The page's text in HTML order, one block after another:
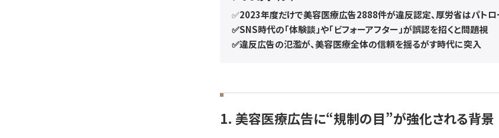
✅2023年度だけで美容医療広告2888件が違反認定、厚労省はパト
✅SNS時代の「体験談」や「ビフォーアフター」が誤認を招くと問題視
✅違反広告の氾濫が、美容医療全体の信頼を揺るがす時代に突入
1. 美容医療広告に“規制の目”が強化される背景